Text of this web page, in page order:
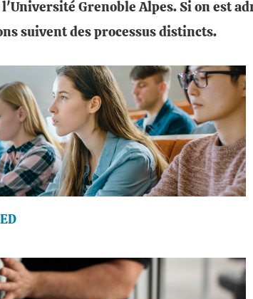
l'Université Grenoble Alpes. Si on est
suivent des processus distincts.